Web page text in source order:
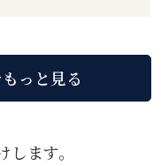
します。